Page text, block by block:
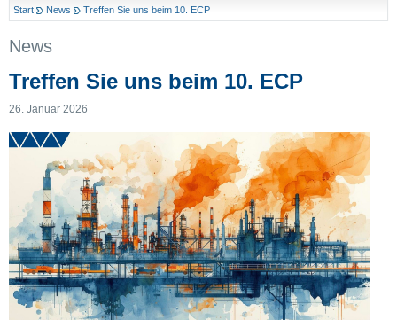
Start News Treffen Sie uns beim 10. ECP
News
Treffen Sie uns beim 10. ECP
26. Januar 2026